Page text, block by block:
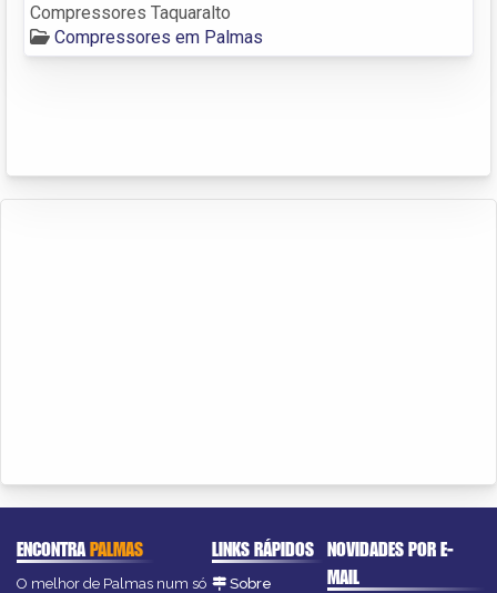
Compressores Taquaralto
Compressores em Palmas
ENCONTRAPALMAS
O melhor de Palmas num só
LINKS RÁPIDOS
Sobre
NOVIDADES POR E-
MAIL